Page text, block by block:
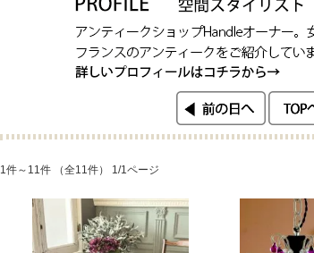
1件～11件 （全11件） 1/1ページ